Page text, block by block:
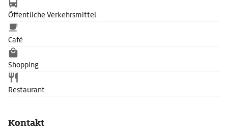
Öffentliche Verkehrsmittel
Café
Shopping
Restaurant
Kontakt